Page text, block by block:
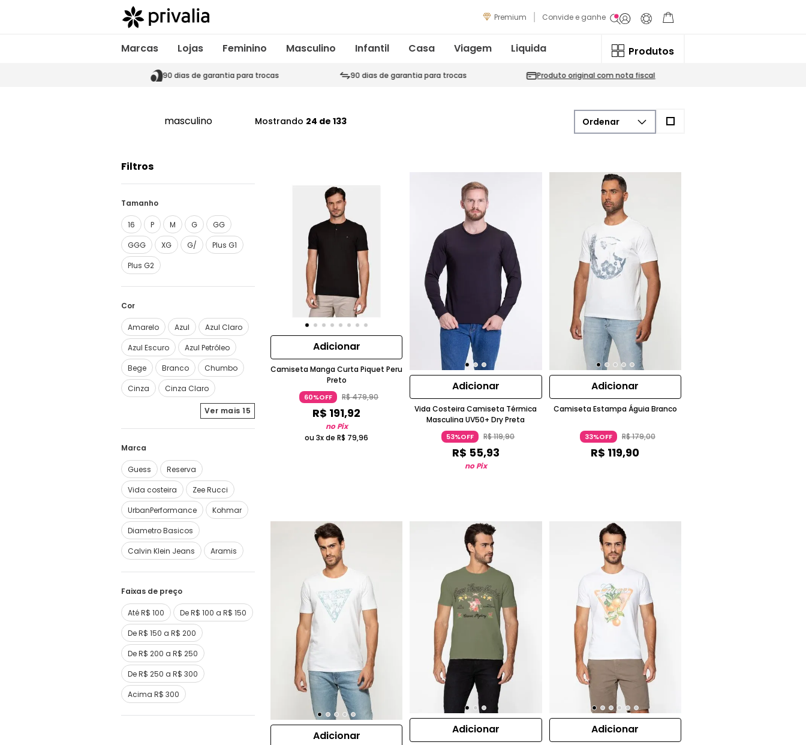
Premium Convide e ganhe
Marcas Lojas Feminino Masculino Infantil Casa Viagem Liquida Produtos
90 dias de garantia para trocas 90 dias de garantia para trocas Produto original com nota fiscal
masculino Mostrando 24 de 133
Filtros
Tamanho
16 P M G
GG
GGG
XG G/
Plus G1
Plus G2
Cor
Amarelo Azul
Azul Claro
Azul Escuro
Azul Petróleo
Bege
Branco
Chumbo
Cinza
Cinza Claro
Ver mais15
Marca
Guess
Reserva
Vida costeira
Zee Rucci
UrbanPerformance
Kohmar
Diametro Basicos
Calvin Klein Jeans
Aramis
Faixas de preço
Até R$ 100
De R$ 100 a R$ 150
De R$ 150 a R$ 200
De R$ 200 a R$ 250
De R$ 250 a R$ 300
Acima R$ 300
Adicionar
Camiseta Manga Curta Piquet Peru
Preto
60%OFF R$479,90
R$ 191,92
no Pix
ou 3x deR$ 79,96
Adicionar
Vida Costeira Camiseta Térmica
Masculina UV50+ Dry Preta
53%OFF R$119,90
R$ 55,93
no Pix
Adicionar
Camiseta Estampa Águia Branco
33%OFF R$179,00
R$ 119,90
Adicionar Adicionar Adicionar